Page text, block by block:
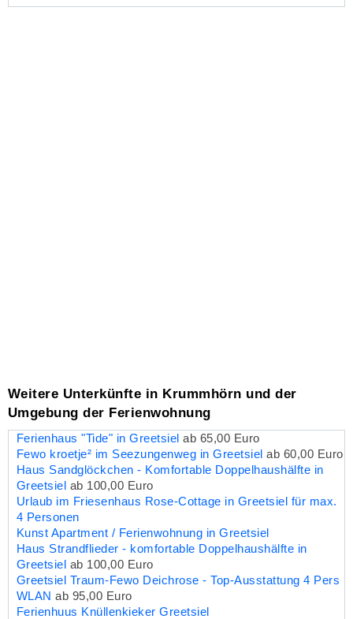
Weitere Unterkünfte in Krummhörn und der
Umgebung der Ferienwohnung
Ferienhaus "Tide" in Greetsiel ab 65,00 Euro
Fewo kroetje² im Seezungenweg in Greetsiel ab 60,00 Euro
Haus Sandglöckchen - Komfortable Doppelhaushälfte in
Greetsiel ab 100,00 Euro
Urlaub im Friesenhaus Rose-Cottage in Greetsiel für max.
4 Personen
Kunst Apartment / Ferienwohnung in Greetsiel
Haus Strandflieder - komfortable Doppelhaushälfte in
Greetsiel ab 100,00 Euro
Greetsiel Traum-Fewo Deichrose - Top-Ausstattung 4 Pers
WLAN ab 95,00 Euro
Ferienhuus Knüllenkieker Greetsiel